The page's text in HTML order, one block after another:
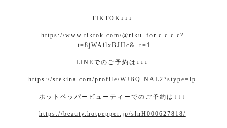
TIKTOK↓↓↓
https://www.tiktok.com/@riku_for.c.c.c.c?
_t=8jWAilxBJHc&_r=1
LINEでのご予約は ↓↓↓
https://stekina.com/profile/WJBQ-NAL2?stype=lp
ホットペッパービューティーでのご予約は ↓↓↓
https://beauty.hotpepper.jp/slnH000627818/